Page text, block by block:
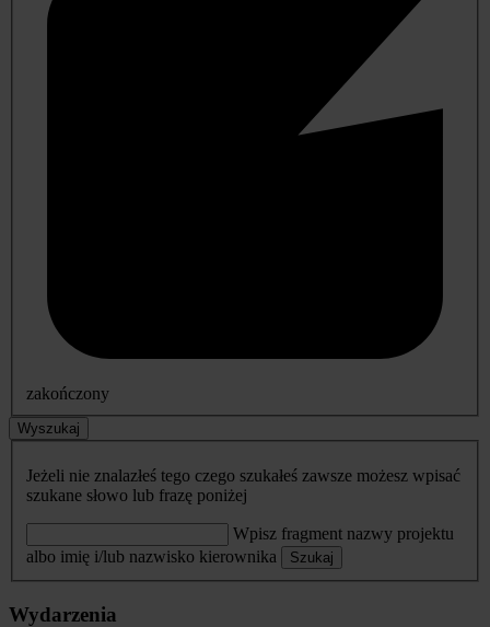
zakończony
Wyszukaj
Jeżeli nie znalazłeś tego czego szukałeś zawsze możesz wpisać
szukane słowo lub frazę poniżej
Wpisz fragment nazwy projektu
albo imię i/lub nazwisko kierownika
Szukaj
Wydarzenia